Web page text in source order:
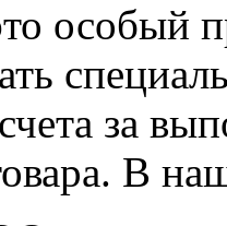
особый
за
В